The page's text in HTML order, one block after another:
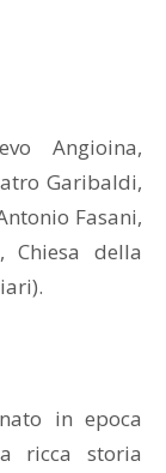
Angioina,
Garibaldi,
Fasani,
Chiesa della
in epoca
ricca storia